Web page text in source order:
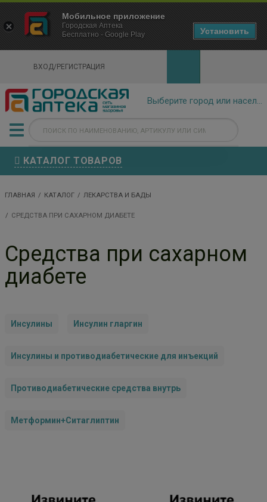
ВХОД/РЕГИСТРАЦИЯ
КАТАЛОГ ТОВАРОВ
ГЛАВНАЯ КАТАЛОГ ЛЕКАРСТВА И БАДЫ
СРЕДСТВА ПРИ САХАРНОМ ДИАБЕТЕ
Средства при сахарном
диабете
Инсулины Инсулин гларгин
Инсулины и противодиабетические для инъекций
Противодиабетические средства внутрь
Метформин+Ситаглиптин
×
Городская Аптека Маркетплейс
- In Google Play
Мобильное приложение
Городская Аптека
Бесплатно - Google Play
Установить